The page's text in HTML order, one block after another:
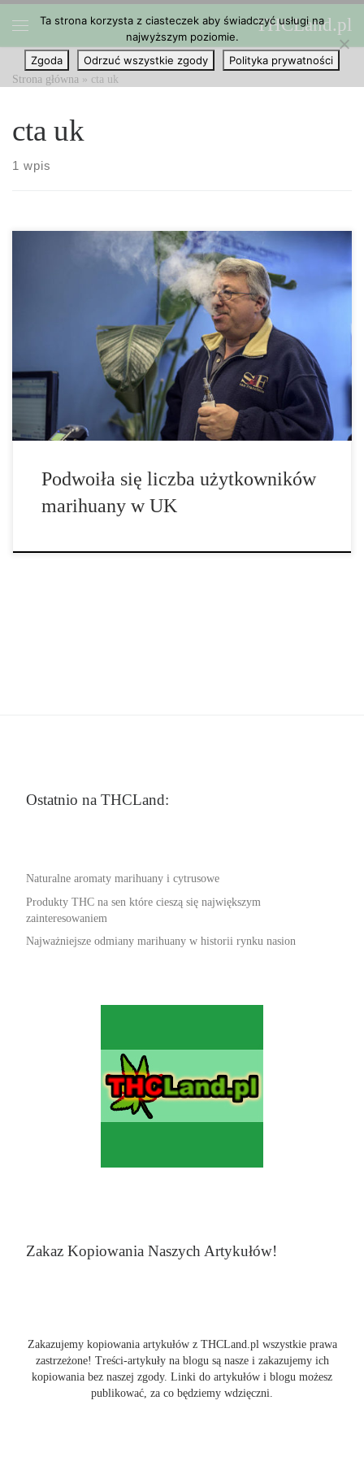
Przejdź do treści THCLand.pl
Strona główna » cta uk
cta uk
1 wpis
Liczba użytkowników marihuany w Wielkiej Brytanii podwoiła się
w ciągu ostatniego roku. Oleje z cannabis stają się coraz bardziej
popularnymi produktami wśród miłośników zarówno rekreacyjnej
jak i medycznej marihuany. Nowe dane zgromadzone przez
brytyjskich ekspertów pokazują, że obecnie w Wielkiej […]
Podwoiła się liczba użytkowników
marihuany w UK
Ostatnio na THCLand:
Naturalne aromaty marihuany i cytrusowe
Produkty THC na sen które cieszą się największym
zainteresowaniem
Najważniejsze odmiany marihuany w historii rynku nasion
Zakaz Kopiowania Naszych Artykułów!
Zakazujemy kopiowania artykułów z THCLand.pl wszystkie prawa
zastrzeżone! Treści-artykuły na blogu są nasze i zakazujemy ich
kopiowania bez naszej zgody. Linki do artykułów i blogu możesz
publikować, za co będziemy wdzięczni.
Ta strona korzysta z ciasteczek aby świadczyć usługi na
najwyższym poziomie.
Zgoda
Odrzuć wszystkie zgody Polityka prywatności